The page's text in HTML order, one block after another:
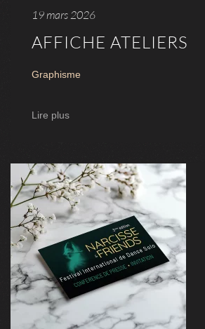
19 mars 2026
AFFICHE ATELIERS
Graphisme
Lire plus